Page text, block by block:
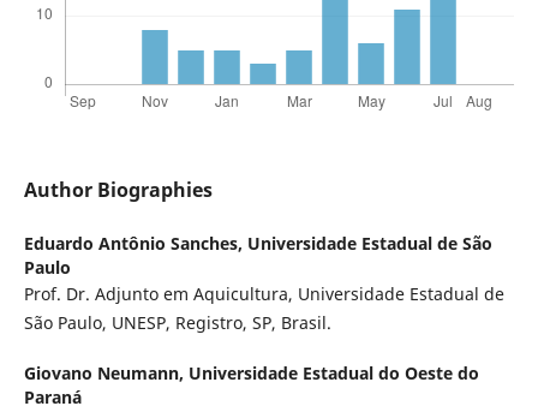
Author Biographies
Eduardo Antônio Sanches, Universidade Estadual de São
Paulo
Prof. Dr. Adjunto em Aquicultura, Universidade Estadual de
São Paulo, UNESP, Registro, SP, Brasil.
Giovano Neumann, Universidade Estadual do Oeste do
Paraná